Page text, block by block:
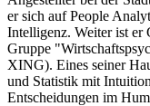
er sich auf People
Intelligenz. Weiter ist
Gruppe
XING). Eines seiner
und Statistik mit
Entscheidungen im